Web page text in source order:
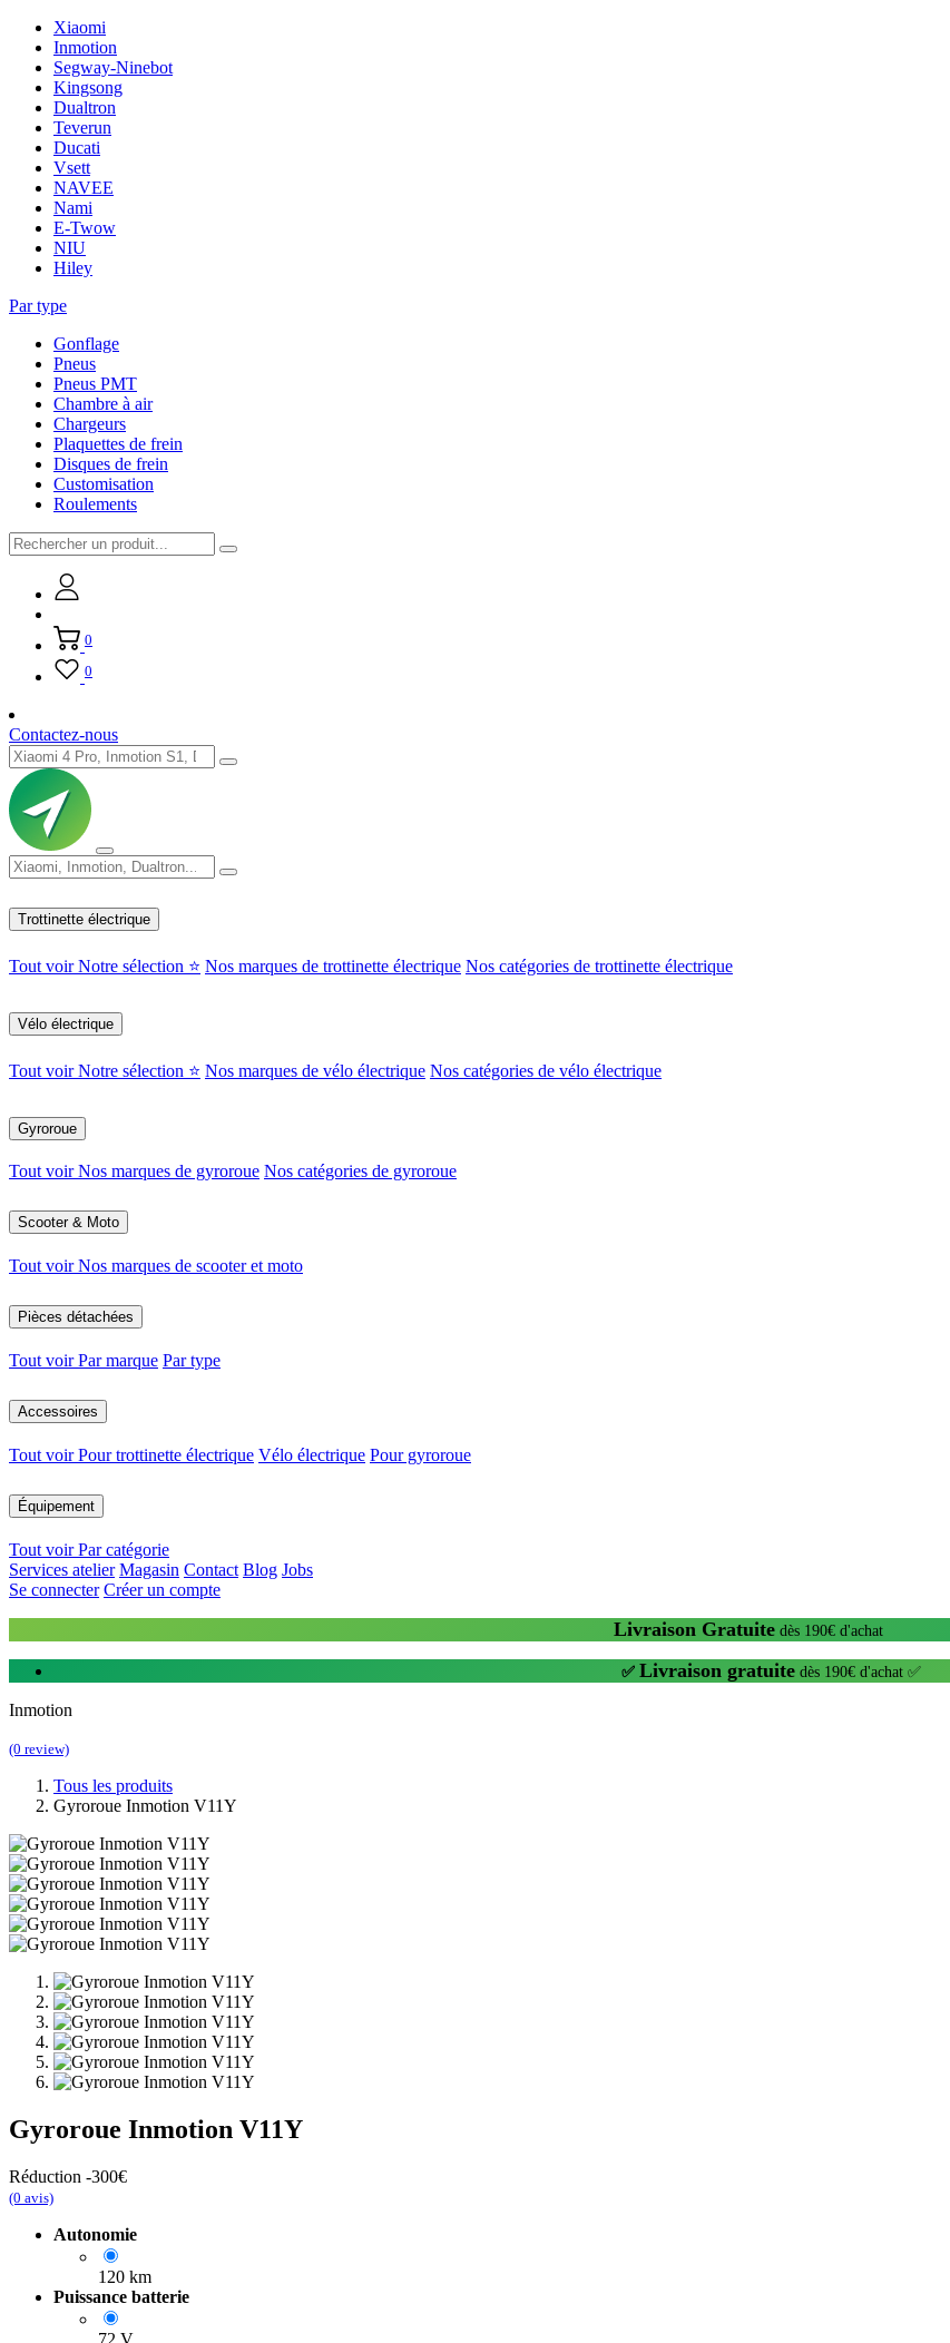
Xiaomi
Inmotion
Segway-Ninebot
Kingsong
Dualtron
Teverun
Ducati
Vsett
NAVEE
Nami
E-Twow
NIU
Hiley
Par type
Gonflage
Pneus
Pneus PMT
Chambre à air
Chargeurs
Plaquettes de frein
Disques de frein
Customisation
Roulements
0
0
Contactez-nous
Trottinette électrique
Tout voirNotre sélection ⭐ Nos marques de trottinette électrique Nos catégories de trottinette électrique
Vélo électrique
Tout voirNotre sélection ⭐ Nos marques de vélo électrique Nos catégories de vélo électrique
Gyroroue
Tout voirNos marques de gyroroue Nos catégories de gyroroue
Scooter & Moto
Tout voirNos marques de scooter et moto
Pièces détachées
Tout voirPar marque Par type
Accessoires
Tout voirPour trottinette électrique Vélo électrique Pour gyroroue
Équipement
Tout voirPar catégorie
Services atelier Magasin Contact Blog Jobs
Se connecter Créer un compte
Livraison Gratuite dès 190€ d'achat
✅ Livraison gratuite dès 190€ d'achat ✅
Inmotion
(0 review)
Tous les produits
Gyroroue Inmotion V11Y
Gyroroue Inmotion V11Y
Réduction -300€
(0 avis)
Autonomie
120 km
Puissance batterie
72 V